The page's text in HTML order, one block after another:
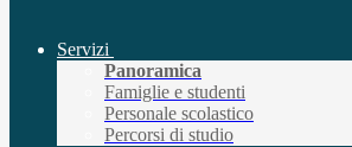
Servizi
Panoramica
Famiglie e studenti
Personale scolastico
Percorsi di studio